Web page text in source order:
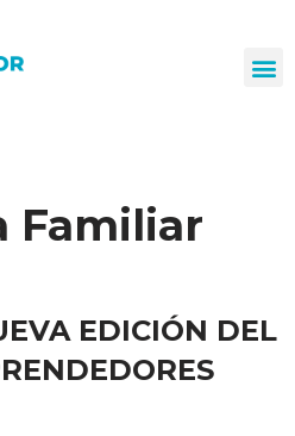
Familiar
EDICIÓN DEL